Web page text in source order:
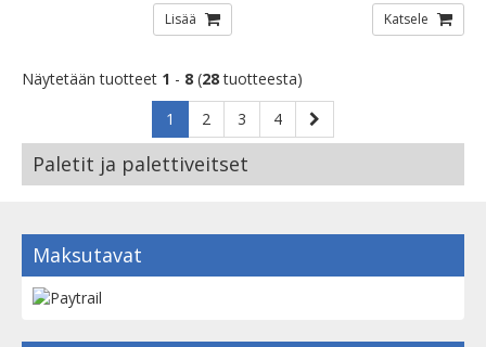
Lisää Katsele
Näytetään tuotteet 1 - 8 (28tuotteesta)
1
2 3 4
Paletit ja palettiveitset
Maksutavat